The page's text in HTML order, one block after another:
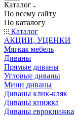
Каталог
По всему сайту
По каталогу
Каталог
АКЦИИ, УЦЕНКИ
Мягкая мебель
Диваны
Прямые диваны
Угловые диваны
Мини диваны
Диваны клик-кляк
Диваны книжка
Диваны еврокнижка